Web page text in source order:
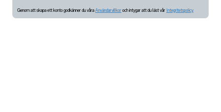
Genom att skapa ett konto godkänner du våra Användarvillkor och intygar att du läst vår Integritetspolicy.